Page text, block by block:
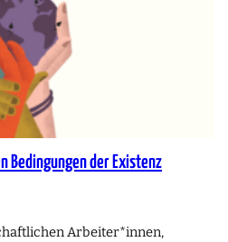
Bedingungen der Existenz
Arbeiter*innen,